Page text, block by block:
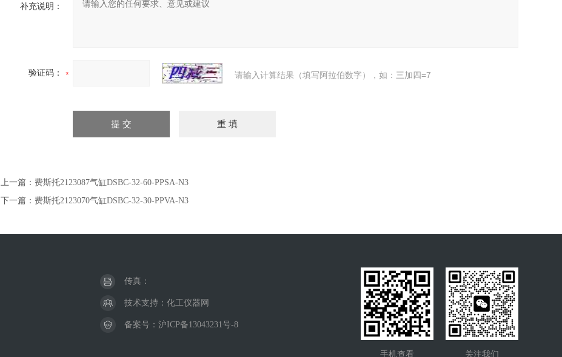
补充说明：
验证码： 请输入计算结果（填写阿拉伯数字），如：三加四=7
上一篇： 费斯托2123087气缸DSBC-32-60-PPSA-N3
下一篇： 费斯托2123070气缸DSBC-32-30-PPVA-N3
关注我们
手机查看
传真：
技术支持： 化工仪器网
备案号： 沪ICP备13043231号-8